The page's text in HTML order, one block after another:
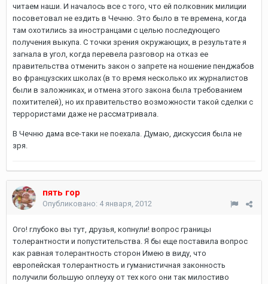
читаем наши. И началось все с того, что ей полковник милиции
посоветовал не ездить в Чечню. Это было в те времена, когда
там охотились за иностранцами с целью последующего
получения выкупа. С точки зрения окружающих, в результате я
загнала в угол, когда перевела разговор на отказ ее
правительства отменить закон о запрете на ношение пенджабов
во французских школах (в то время несколько их журналистов
были в заложниках, и отмена этого закона была требованием
похитителей), но их правительство возможности такой сделки с
террористами даже не рассматривала.
В Чечню дама все-таки не поехала. Думаю, дискуссия была не
зря.
пять гор
Опубликовано: 4 января, 2012
Ого! глубоко вы тут, друзья, копнули! вопрос границы
толерантности и попустительства. Я бы еще поставила вопрос
как равная толерантность сторон Имею в виду, что
европейская толерантность и гуманистичная законность
получили большую оплеуху от тех кого они так милостиво